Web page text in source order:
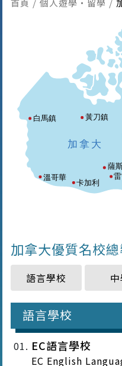
首頁 個人遊學・留學
加拿大優質名校
加拿大優質名校
語言學校
語言學校
EC語言學校
EC English